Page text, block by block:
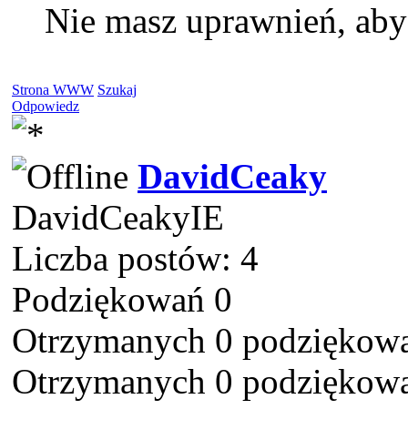
Nie masz uprawnień,
Strona WWW Szukaj
Odpowiedz
DavidCeaky
DavidCeakyIE
Liczba postów: 4
Podziękowań 0
Otrzymanych 0
Otrzymanych 0